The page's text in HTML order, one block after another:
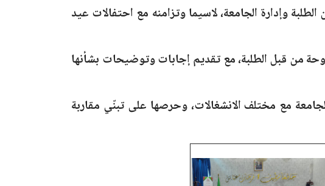
وإدارة الجامعة، لاسيما وتزامنه مع احتفالات عيد
من قبل الطلبة، مع تقديم إجابات وتوضيحات بشأنها
مع مختلف الانشغالات، وحرصها على تبنّي مقاربة